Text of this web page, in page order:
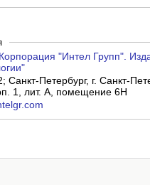
"Интел Групп".
Санкт-Петербург, г. Санкт-
1, лит. А, помещение 6Н